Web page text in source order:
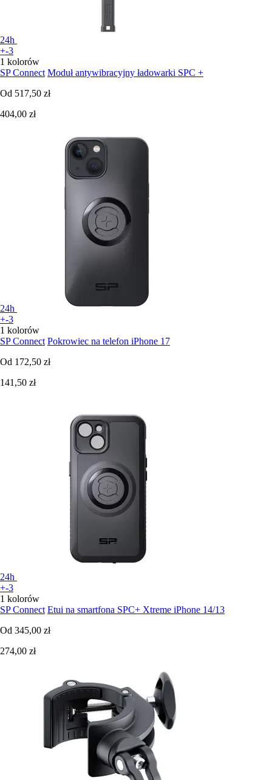
24h
+-3
1 kolorów
SP Connect Moduł antywibracyjny ładowarki SPC +
Od 517,50 zł
404,00 zł
24h
+-3
1 kolorów
SP Connect Pokrowiec na telefon iPhone 17
Od 172,50 zł
141,50 zł
24h
+-3
1 kolorów
SP Connect Etui na smartfona SPC+ Xtreme iPhone 14/13
Od 345,00 zł
274,00 zł